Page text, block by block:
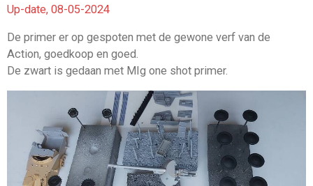
Up-date, 08-05-2024
De primer er op gespoten met de gewone verf van de
Action, goedkoop en goed.
De zwart is gedaan met MIg one shot primer.